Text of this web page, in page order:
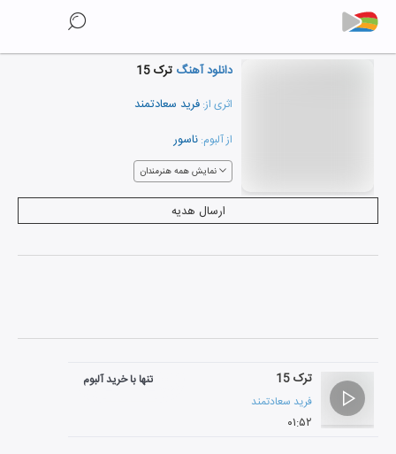
دانلود آهنگ ترک 15
اثری از: فرید سعادتمند
از آلبوم: ناسور
نمایش همه هنرمندان
ارسال هدیه
ترک 15
فرید سعادتمند
۰۱:۵۲
تنها با خرید آلبوم